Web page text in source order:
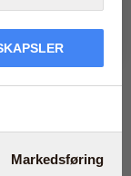
Markedsføring